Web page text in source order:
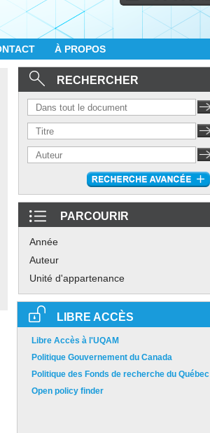
À PROPOS
RECHERCHER
PARCOURIR
Année
Auteur
Unité d'appartenance
LIBRE ACCÈS
Libre Accès à l'UQAM
Politique Gouvernement du Canada
Politique des Fonds de recherche du Québec
Open policy finder